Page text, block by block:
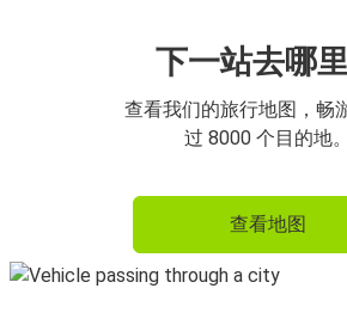
下一站去哪
查看我们的旅行地图，畅
过 8000 个目的地。
查看地图